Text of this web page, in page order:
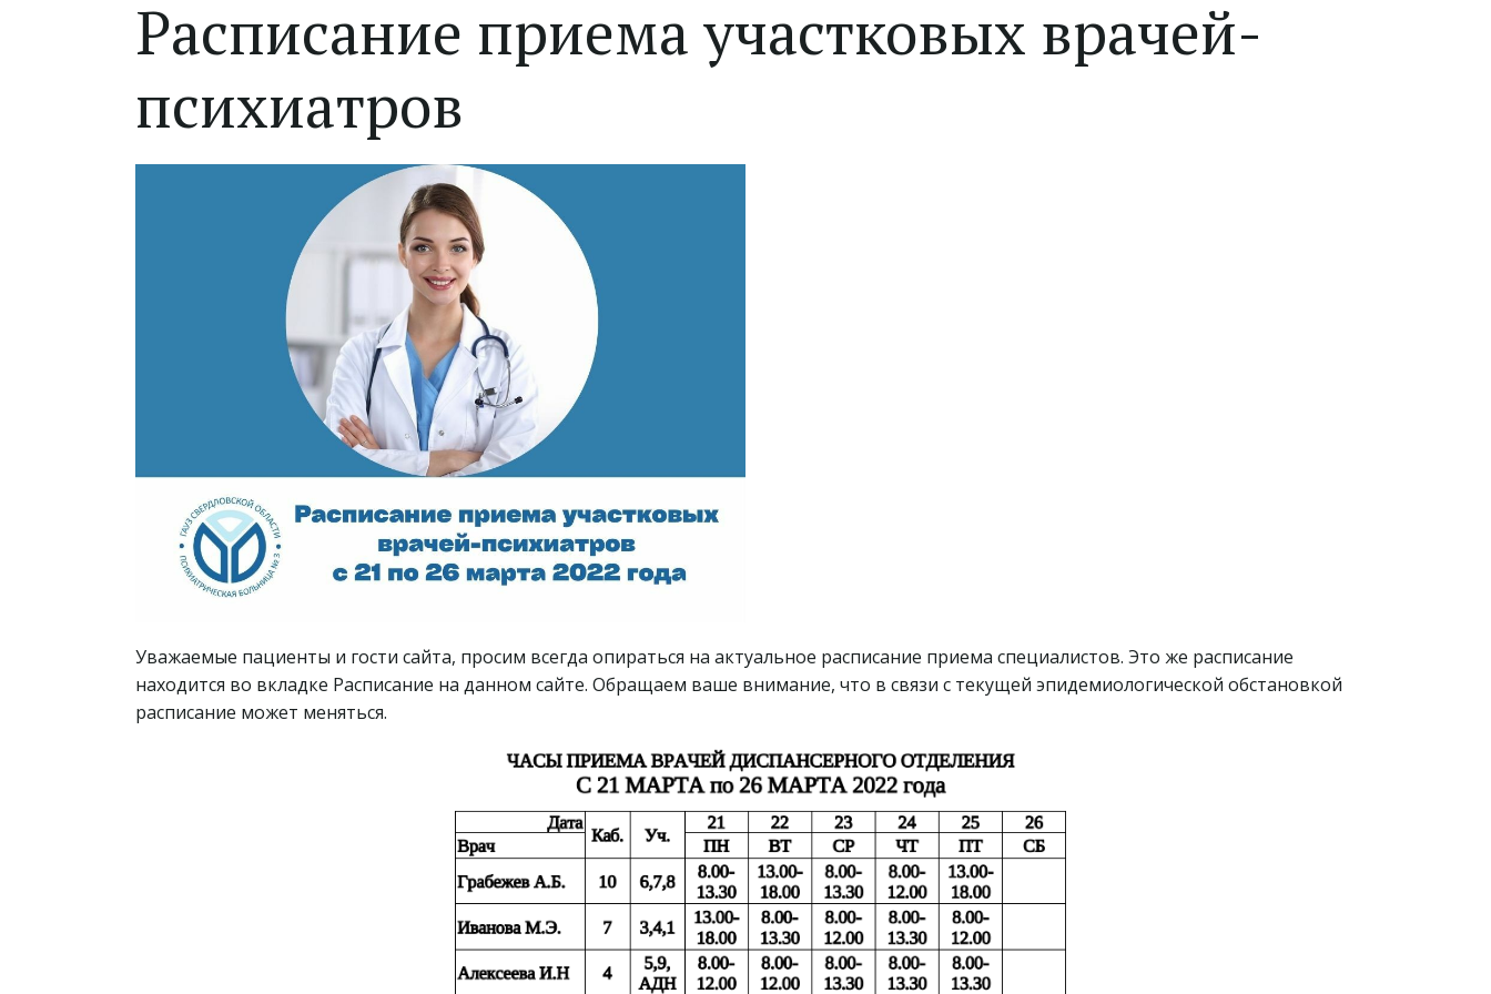
Расписание приема участковых врачей-
психиатров
Уважаемые пациенты и гости сайта, просим всегда опираться на актуальное расписание приема специалистов. Это же расписание
находится во вкладке Расписание на данном сайте. Обращаем ваше внимание, что в связи с текущей эпидемиологической обстановкой
расписание может меняться.